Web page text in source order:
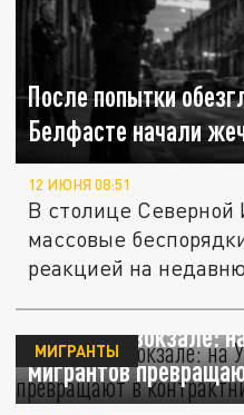
После попытки
Белфасте начали
12 ИЮНЯ 08:51
В столице Северной
массовые
реакцией на
Облава на вокзале:
мигрантов
МИГРАНТЫ